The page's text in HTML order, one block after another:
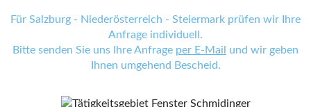
Für Salzburg - Niederösterreich - Steiermark prüfen wir Ihre
Anfrage individuell.
Bitte senden Sie uns Ihre Anfrage per E-Mail
und wir geben
Ihnen umgehend Bescheid.